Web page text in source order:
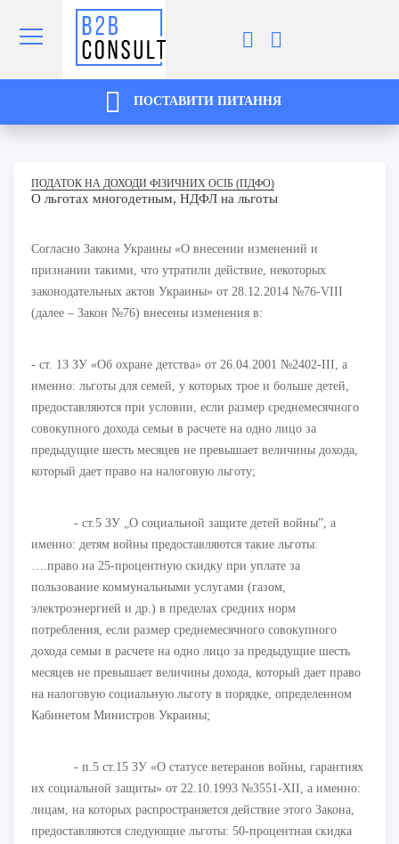
ПОСТАВИТИ ПИТАННЯ
ПОДАТОК НА ДОХОДИ ФІЗИЧНИХ ОСІБ (ПДФО)
О льготах многодетным, НДФЛ на льготы
Согласно Закона Украины «О внесении изменений и
признании такими, что утратили действие, некоторых
законодательных актов Украины» от 28.12.2014 №76-VIII
(далее – Закон №76) внесены изменения в:
- ст. 13 ЗУ «Об охране детства» от 26.04.2001 №2402-III, а
именно: льготы для семей, у которых трое и больше детей,
предоставляются при условии, если размер среднемесячного
совокупного дохода семьи в расчете на одно лицо за
предыдущие шесть месяцев не превышает величины дохода,
который дает право на налоговую льготу;
- ст.5 ЗУ „О социальной защите детей войны”, а
именно: детям войны предоставляются такие льготы:
….право на 25-процентную скидку при уплате за
пользование коммунальными услугами (газом,
электроэнергией и др.) в пределах средних норм
потребления, если размер среднемесячного совокупного
дохода семьи в расчете на одно лицо за предыдущие шесть
месяцев не превышает величины дохода, который дает право
на налоговую социальную льготу в порядке, определенном
Кабинетом Министров Украины;
- п.5 ст.15 ЗУ «О статусе ветеранов войны, гарантиях
их социальной защиты» от 22.10.1993 №3551-ХІІ, а именно:
лицам, на которых распространяется действие этого Закона,
предоставляются следующие льготы: 50-процентная скидка